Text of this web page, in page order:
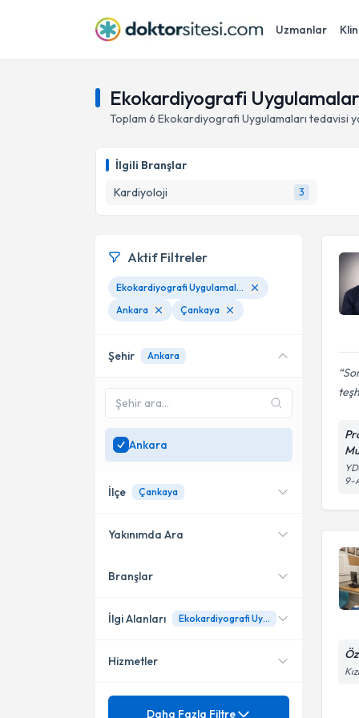
Uzmanlar
Ekokardiyografi
Toplam 6 Ekokardiyografi Uygulamaları tedavisi
İlgili Branşlar
Kardiyoloji
3
9-
Aktif Filtreler
Ekokardiyografi Uygulamaları
Ankara
Çankaya
Şehir Ankara
Ankara
İlçe Çankaya
Çankaya
Altındağ
Yakınımda Ara
Konumuma yakın uzmanları
Branşlar
Kardiyoloji
İlgi Alanları Ekokardiyografi Uygulamaları
Ekokardiyografi
Hizmetler
Sigorta
Daha Fazla Filtre